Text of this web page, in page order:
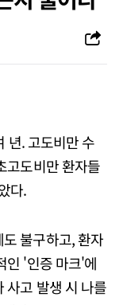
년. 고도비만 수
고도비만 환자들
다.
불구하고, 환자
인 '인증 마크'에
사고 발생 시 나를